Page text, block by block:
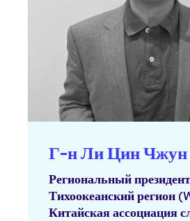
Г-н Ли Цин Чжун
Региональный
Тихоокеанский регион
Китайская ассоциация